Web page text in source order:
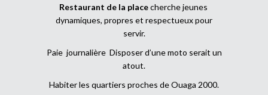
Restaurant de la placecherche jeunes
dynamiques, propres et respectueux pour
servir.
Paie journalière Disposer d’une moto serait un
atout.
Habiter les quartiers proches de Ouaga 2000.